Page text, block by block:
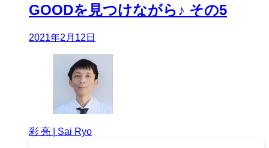
GOODを見つけながら♪ その5
2021年2月12日
彩 亮 | Sai Ryo